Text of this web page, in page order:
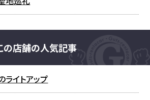
の店舗の人気記事
ライトアップ